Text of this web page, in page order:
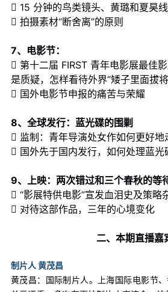
 15 分钟的鸟类镜头、黄璐和夏昊
 拍摄素材“断舍离”的原则
7、电影节：
 第十二届 FIRST 青年电影展最佳
是质疑，怎样看待外界“矮子里面拔
 国外电影节申报的痛苦与荣耀
8、全球发行：蓝光碟的围剿
 监制：青年导演处女作如何更好地
 国外先于国内发行，如何处理蓝光
9、上映：两次错过和三个春秋的等
 “影展特供电影”宣发血泪史及策略
 对待这部作品，三年的心境变化
二、本期直播嘉
制片人 黄茂昌
黄茂昌：国际制片人。上海国际电影节